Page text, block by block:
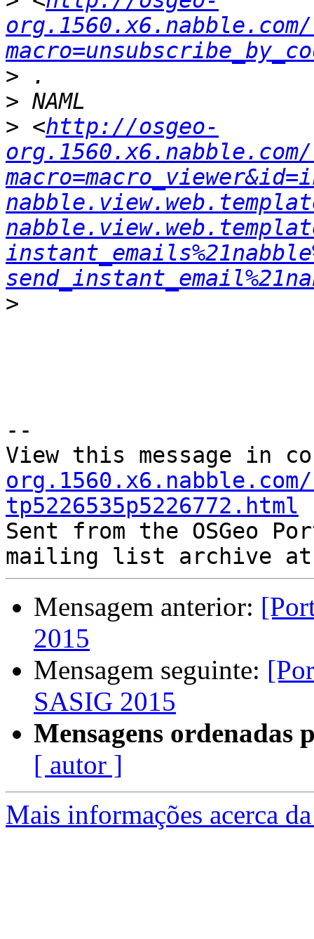
>
>
> <http://osgeo-
>
--
View this message in
org.1560.x6.nabble.com/
tp5226535p5226772.html
Sent from the OSGeo
Mensagem anterior:
2015
Mensagem seguinte:
SASIG 2015
Mensagens ordenadas
[ autor ]
Mais informações acerca